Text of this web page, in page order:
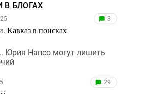
В БЛОГАХ
Кавказ в поисках
3
Юрия Напсо могут лишить
29